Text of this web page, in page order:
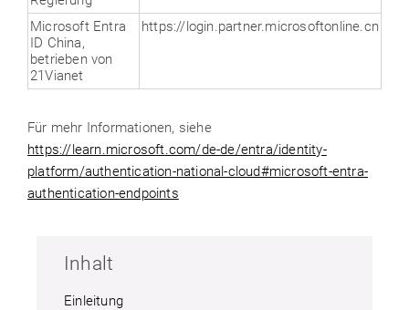
Microsoft Entra
ID China,
betrieben von
21Vianet
https://login.partner.microsoftonline.cn
Für mehr Informationen, siehe
https://learn.microsoft.com/de-de/entra/identity-
platform/authentication-national-cloud#microsoft-entra-
authentication-endpoints
Inhalt
Einleitung